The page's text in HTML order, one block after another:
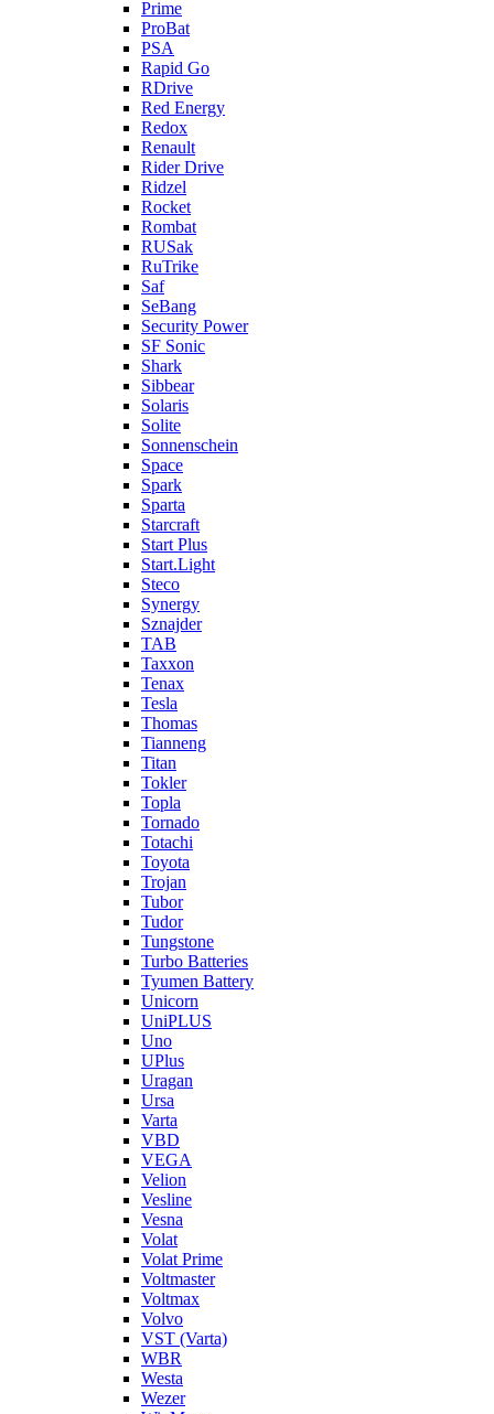
Prime
ProBat
PSA
Rapid Go
RDrive
Red Energy
Redox
Renault
Rider Drive
Ridzel
Rocket
Rombat
RUSak
RuTrike
Saf
SeBang
Security Power
SF Sonic
Shark
Sibbear
Solaris
Solite
Sonnenschein
Space
Spark
Sparta
Starcraft
Start Plus
Start.Light
Steco
Synergy
Sznajder
TAB
Taxxon
Tenax
Tesla
Thomas
Tianneng
Titan
Tokler
Topla
Tornado
Totachi
Toyota
Trojan
Tubor
Tudor
Tungstone
Turbo Batteries
Tyumen Battery
Unicorn
UniPLUS
Uno
UPlus
Uragan
Ursa
Varta
VBD
VEGA
Velion
Vesline
Vesna
Volat
Volat Prime
Voltmaster
Voltmax
Volvo
VST (Varta)
WBR
Westa
Wezer